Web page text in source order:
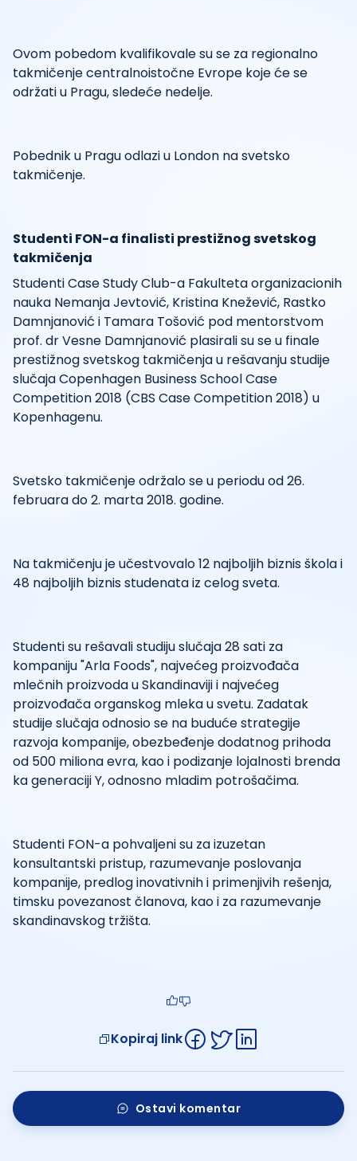
Ovom pobedom kvalifikovale su se za regionalno
takmičenje centralnoistočne Evrope koje će se
održati u Pragu, sledeće nedelje.
Pobednik u Pragu odlazi u London na svetsko
takmičenje.
Studenti FON-a finalisti prestižnog svetskog
takmičenja
Studenti Case Study Club-a Fakulteta organizacionih
nauka Nemanja Jevtović, Kristina Knežević, Rastko
Damnjanović i Tamara Tošović pod mentorstvom
prof. dr Vesne Damnjanović plasirali su se u finale
prestižnog svetskog takmičenja u rešavanju studije
slučaja Copenhagen Business School Case
Competition 2018 (CBS Case Competition 2018) u
Kopenhagenu.
Svetsko takmičenje održalo se u periodu od 26.
februara do 2. marta 2018. godine.
Na takmičenju je učestvovalo 12 najboljih biznis škola i
48 najboljih biznis studenata iz celog sveta.
Studenti su rešavali studiju slučaja 28 sati za
kompaniju "Arla Foods", najvećeg proizvođača
mlečnih proizvoda u Skandinaviji i najvećeg
proizvođača organskog mleka u svetu. Zadatak
studije slučaja odnosio se na buduće strategije
razvoja kompanije, obezbeđenje dodatnog prihoda
od 500 miliona evra, kao i podizanje lojalnosti brenda
ka generaciji Y, odnosno mladim potrošačima.
Studenti FON-a pohvaljeni su za izuzetan
konsultantski pristup, razumevanje poslovanja
kompanije, predlog inovativnih i primenjivih rešenja,
timsku povezanost članova, kao i za razumevanje
skandinavskog tržišta.
Kopiraj link
Ostavi komentar